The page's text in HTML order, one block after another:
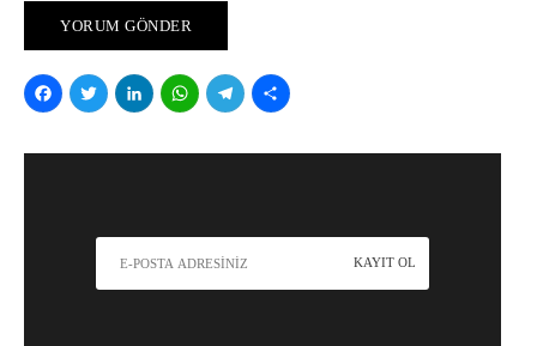
Facebook
Twitter
LinkedIn
WhatsApp
Telegram